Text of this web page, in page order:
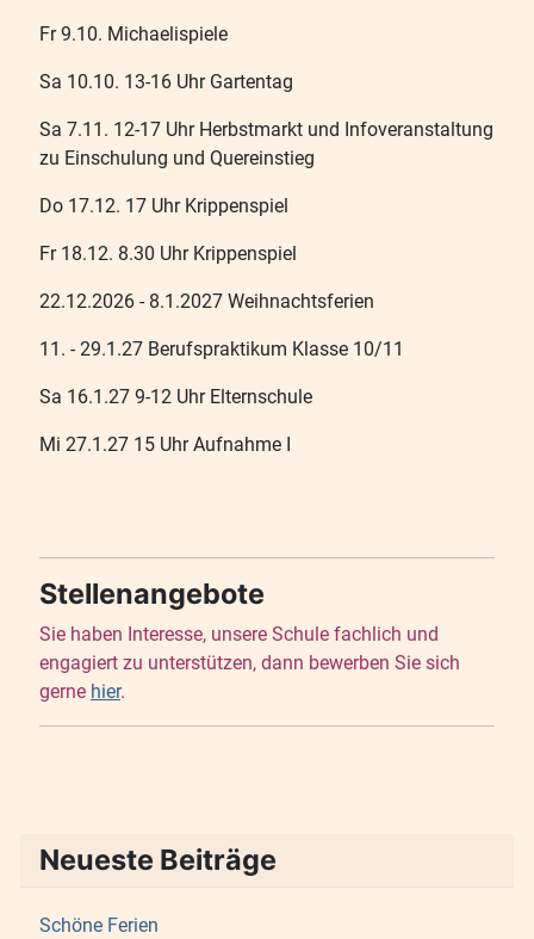
Fr 9.10. Michaelispiele
Sa 10.10. 13-16 Uhr Gartentag
Sa 7.11. 12-17 Uhr Herbstmarkt und Infoveranstaltung
zu Einschulung und Quereinstieg
Do 17.12. 17 Uhr Krippenspiel
Fr 18.12. 8.30 Uhr Krippenspiel
22.12.2026 - 8.1.2027 Weihnachtsferien
11. - 29.1.27 Berufspraktikum Klasse 10/11
Sa 16.1.27 9-12 Uhr Elternschule
Mi 27.1.27 15 Uhr Aufnahme I
Stellenangebote
Sie haben Interesse, unsere Schule fachlich und
engagiert zu unterstützen, dann bewerben Sie sich
gerne hier.
Neueste Beiträge
Schöne Ferien